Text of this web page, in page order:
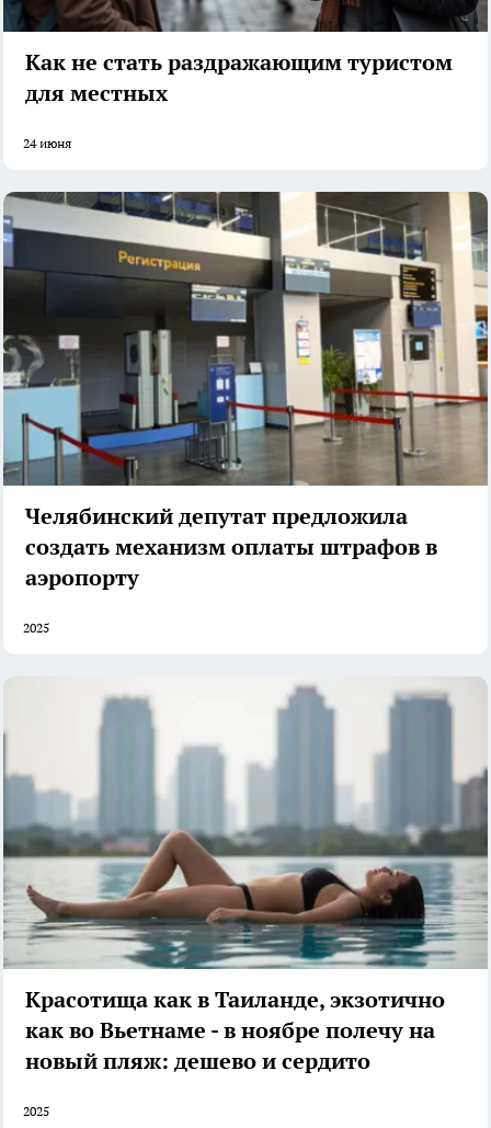
Как не стать раздражающим туристом
для местных
24 июня
Челябинский депутат предложила
создать механизм оплаты штрафов в
аэропорту
2025
Красотища как в Таиланде, экзотично
как во Вьетнаме - в ноябре полечу на
новый пляж: дешево и сердито
2025